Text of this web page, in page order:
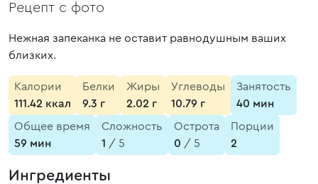
Рецепт с фото
Нежная запеканка не оставит равнодушным ваших
близких.
Калории
111.42 ккал
Белки
9.3 г
Жиры
2.02 г
Углеводы
10.79 г
Занятость
40 мин
Общее время
59 мин
Сложность
1 / 5
Острота
0 / 5
Порции
2
Ингредиенты